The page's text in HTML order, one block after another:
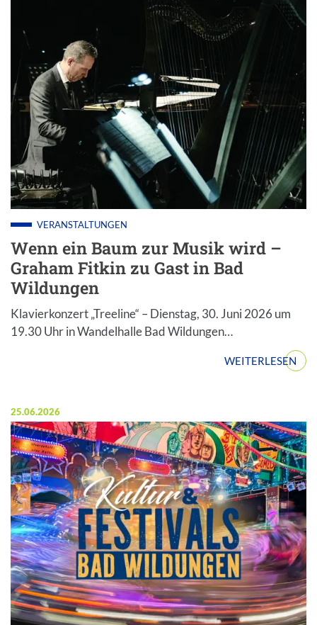
Wenn ein Baum zur Musik wird –
Graham Fitkin zu Gast in Bad
Wildungen
VERANSTALTUNGEN
Klavierkonzert „Treeline“ – Dienstag, 30. Juni 2026 um
19.30 Uhr in Wandelhalle Bad Wildungen…
WEITERLESEN
Veröffentlicht am:
25.06.2026